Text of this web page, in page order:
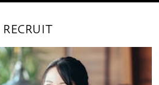
RECRUIT